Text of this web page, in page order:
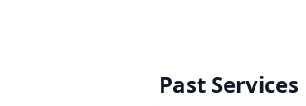
Past Services